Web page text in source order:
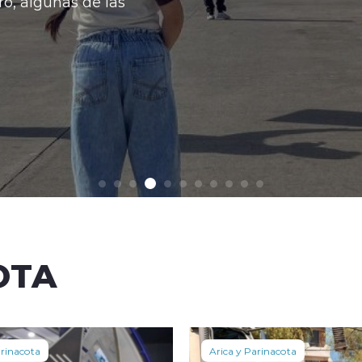
Arica y Parinacota